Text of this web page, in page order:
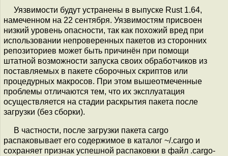
Уязвимости будут устранены в выпуске Rust 1.64,
намеченном на 22 сентября. Уязвимостям присвоен
низкий уровень опасности, так как похожий вред при
использовании непроверенных пакетов из сторонних
репозиториев может быть причинён при помощи
штатной возможности запуска своих обработчиков из
поставляемых в пакете сборочных скриптов или
процедурных макросов. При этом вышеотмеченные
проблемы отличаются тем, что их эксплуатация
осуществляется на стадии раскрытия пакета после
загрузки (без сборки).
В частности, после загрузки пакета cargo
распаковывает его содержимое в каталог ~/.cargo и
сохраняет признак успешной распаковки в файл .cargo-